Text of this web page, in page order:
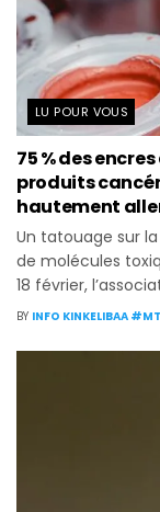
LU POUR VOUS
75 % des
produits
hautement
Un tatouage sur
de molécules
18 février,
BY INFO KINKELIBAA